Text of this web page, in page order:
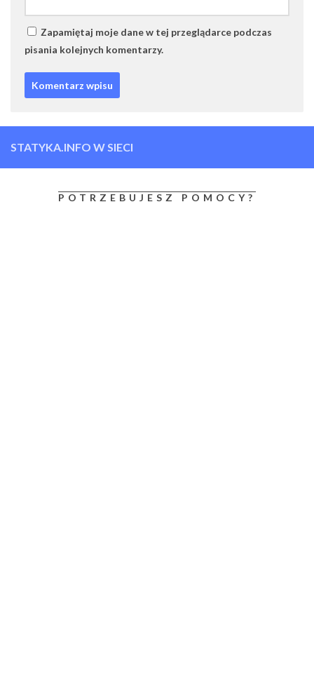
Zapamiętaj moje dane w tej przeglądarce podczas
pisania kolejnych komentarzy.
STATYKA.INFO W SIECI
POTRZEBUJESZ POMOCY?